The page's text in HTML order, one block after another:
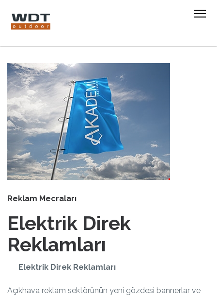
Reklam Mecraları
Elektrik Direk
Reklamları
Elektrik Direk Reklamları
Açıkhava reklam sektörünün yeni gözdesi bannerlar ve